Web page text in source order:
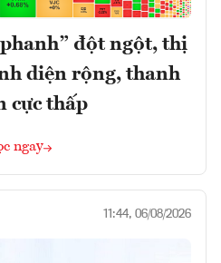
đột ngột, thị
diện rộng, thanh
cực thấp
ngay
11:44, 06/08/2026